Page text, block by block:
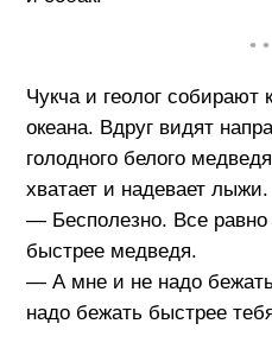
•
Чукча и геолог собирают
океана. Вдруг видят
голодного белого
хватает и надевает лыжи.
— Бесполезно. Все
быстрее медведя.
— А мне и не надо
надо бежать быстрее